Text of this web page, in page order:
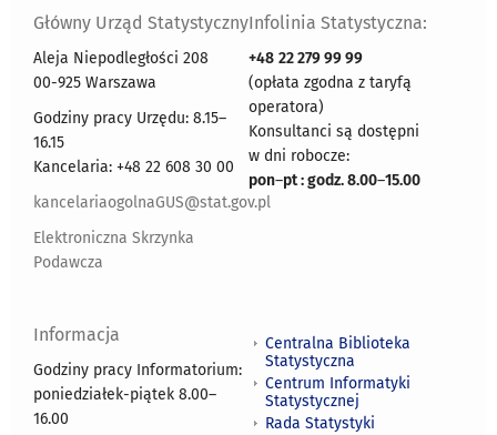
Główny Urząd Statystyczny
Aleja Niepodległości 208
00-925 Warszawa
Godziny pracy Urzędu: 8.15–
16.15
Kancelaria: +48 22 608 30 00
kancelariaogolnaGUS@stat.gov.pl
Elektroniczna Skrzynka
Podawcza
Infolinia Statystyczna:
+48 22 279 99 99
(opłata zgodna z taryfą
operatora)
Konsultanci są dostępni
w dni robocze:
pon–pt : godz. 8.00–15.00
Informacja
Godziny pracy Informatorium:
poniedziałek-piątek 8.00–
16.00
Centralna Biblioteka
Statystyczna
Centrum Informatyki
Statystycznej
Rada Statystyki